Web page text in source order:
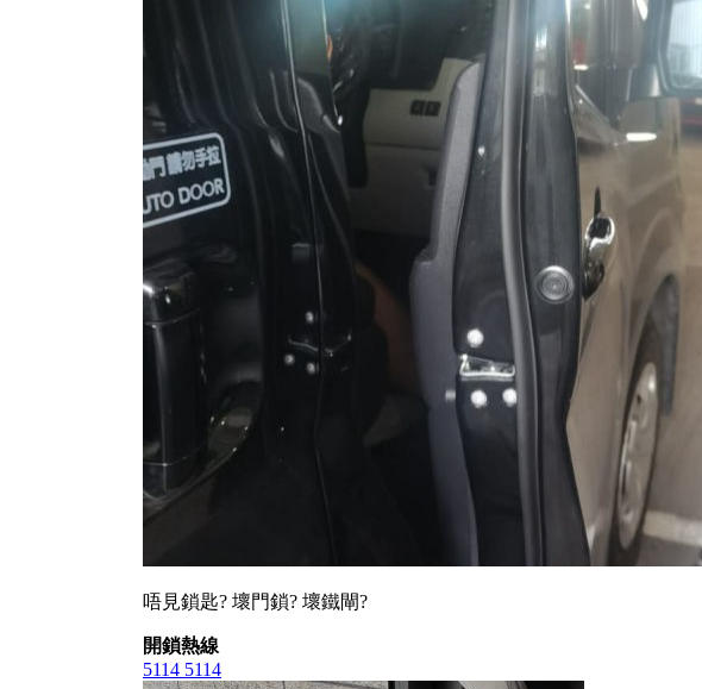
唔見鎖匙? 壞門鎖? 壞鐵閘?
開鎖熱線
5114 5114